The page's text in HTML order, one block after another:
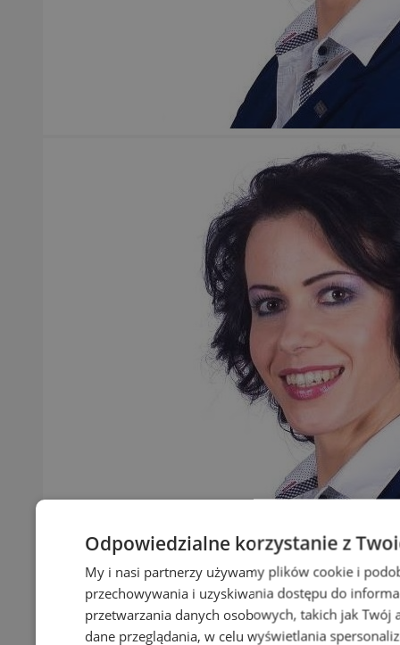
Odpowiedzialne korzystanie z
My i nasi partnerzy używamy plików cookie i
przechowywania i uzyskiwania dostępu do
przetwarzania danych osobowych, takich jak
dane przeglądania, w celu wyświetlania